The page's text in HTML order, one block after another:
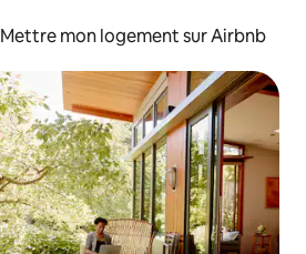
Mettre mon logement sur Airbnb